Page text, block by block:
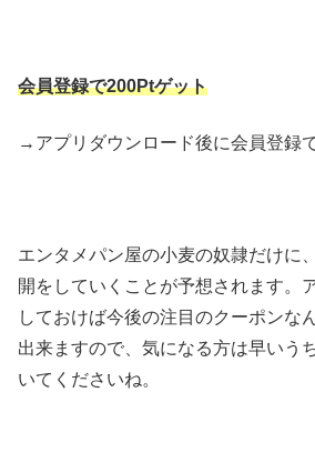
会員登録で200Ptゲット
→アプリダウンロード後に会員登録
エンタメパン屋の小麦の奴隷だけに
開をしていくことが予想されます。
しておけば今後の注目のクーポンな
出来ますので、気になる方は早いう
いてくださいね。